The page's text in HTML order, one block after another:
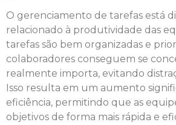
O gerenciamento de tarefas está
relacionado à produtividade das
tarefas são bem organizadas e
colaboradores conseguem se
realmente importa, evitando
Isso resulta em um aumento
eficiência, permitindo que as
objetivos de forma mais rápida e